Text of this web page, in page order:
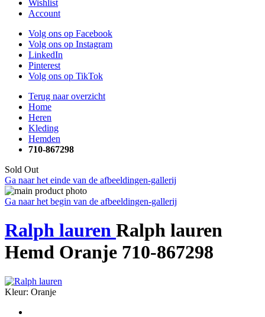
Wishlist
Account
Volg ons op Facebook
Volg ons op Instagram
LinkedIn
Pinterest
Volg ons op TikTok
Terug naar overzicht
Home
Heren
Kleding
Hemden
710-867298
Sold Out
Ga naar het einde van de afbeeldingen-gallerij
Ga naar het begin van de afbeeldingen-gallerij
Ralph lauren Ralph lauren
Hemd Oranje 710-867298
Kleur: Oranje